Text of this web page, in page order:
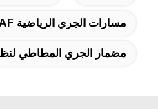
مسارات الجري الرياضية IAAF
مضمار الجري المطاطي